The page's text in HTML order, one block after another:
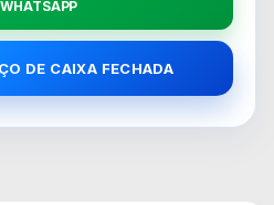
DE CAIXA FECHADA